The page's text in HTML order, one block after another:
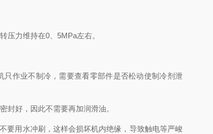
力维持在0、5MPa左右。
作业不制冷，需要查看零部件是否松动使制冷剂泄
好，因此不需要再加润滑油。
用水冲刷，这样会损坏机内绝缘，导致触电等严峻